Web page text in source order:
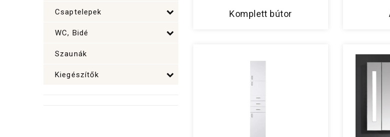
Csaptelepek
WC, Bidé
Szaunák
Kiegészítők
Komplett bútor